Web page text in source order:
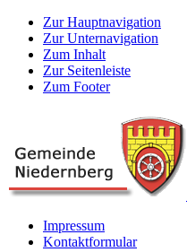
Zur Hauptnavigation
Zur Unternavigation
Zum Inhalt
Zur Seitenleiste
Zum Footer
Impressum
Kontaktformular